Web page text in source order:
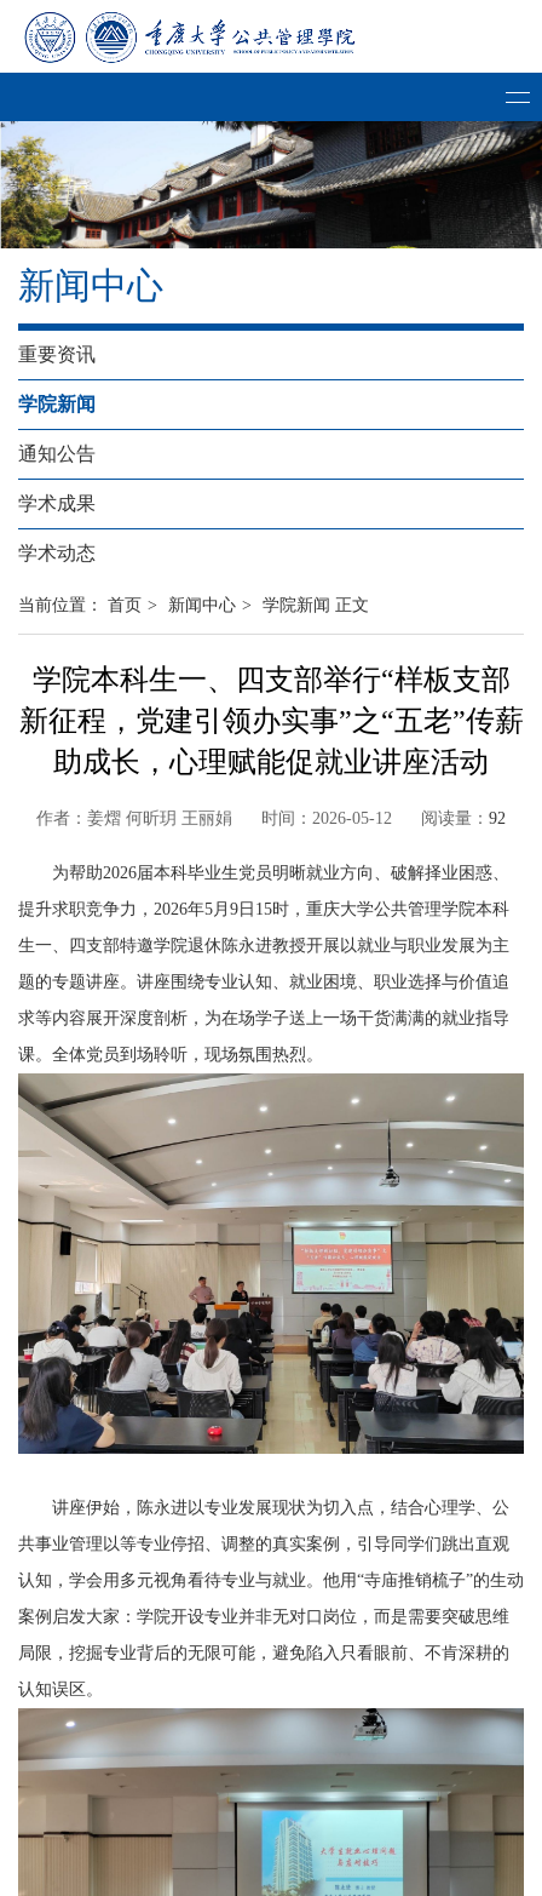
新闻中心
重要资讯
学院新闻
通知公告
学术成果
学术动态
当前位置： 首页 > 新闻中心 > 学院新闻 正文
学院本科生一、四支部举行“样板支部
新征程，党建引领办实事”之“五老”传薪
助成长，心理赋能促就业讲座活动
作者：姜熠 何昕玥 王丽娟 时间：2026-05-12 阅读量： 92
为帮助2026届本科毕业生党员明晰就业方向、破解择业困惑、
提升求职竞争力， 2026年5月 9 日 15时，重庆大学公共管理学院本科
生一、四支部特邀学院退休陈永进教授开展以就业与职业发展为主
题的专题讲座。讲座围绕专业认知、就业困境、职业选择与价值追
求等内容展开深度剖析，为在场学子送上一场干货满满的就业指导
课。全体党员到场聆听，现场氛围热烈。
讲座伊始，陈永进以专业发展现状为切入点，结合心理学、公
共事业管理以等专业停招、调整的真实案例，引导同学们跳出直观
认知，学会用多元视角看待专业与就业。他用“寺庙推销梳子”的生动
案例启发大家：学院开设专业并非无对口岗位，而是需要突破思维
局限，挖掘专业背后的无限可能，避免陷入只看眼前、不肯深耕的
认知误区。